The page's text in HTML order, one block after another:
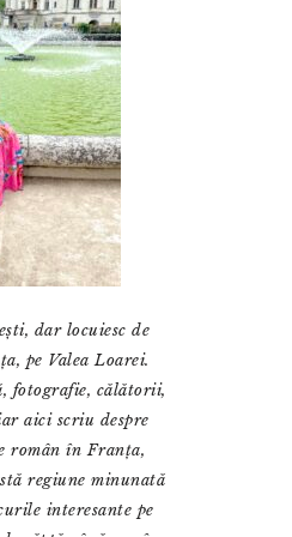
dar locuiesc de
pe Valea Loarei.
fotografie, călătorii,
aici scriu despre
român în Franța,
regiune minunată
interesante pe